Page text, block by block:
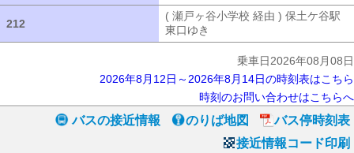
212
( 瀬戸ヶ谷小学校 経由 ) 保土ケ谷駅
東口ゆき
乗車日2026年08月08日
2026年8月12日～2026年8月14日の時刻表はこちら
時刻のお問い合わせはこちらへ
バスの接近情報 のりば地図
バス停時刻表
接近情報コード印刷